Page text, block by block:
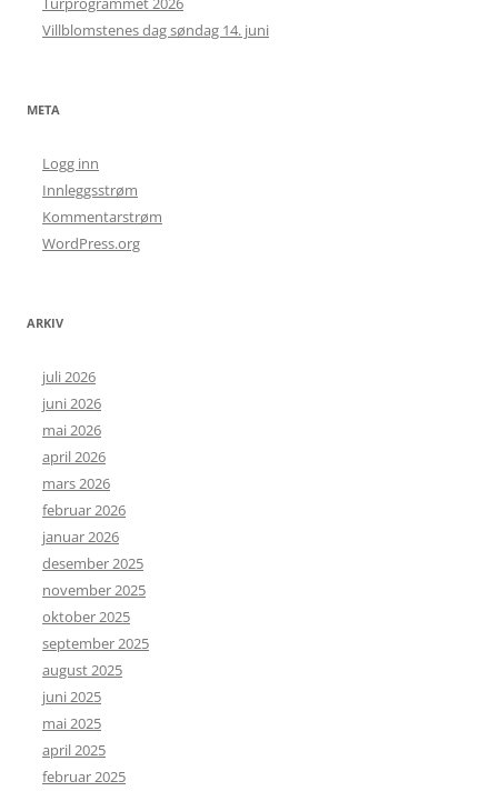
Villblomstenes dag søndag 14. juni
META
Logg inn
Innleggsstrøm
Kommentarstrøm
WordPress.org
ARKIV
juli 2026
juni 2026
mai 2026
april 2026
mars 2026
februar 2026
januar 2026
desember 2025
november 2025
oktober 2025
september 2025
august 2025
juni 2025
mai 2025
april 2025
februar 2025